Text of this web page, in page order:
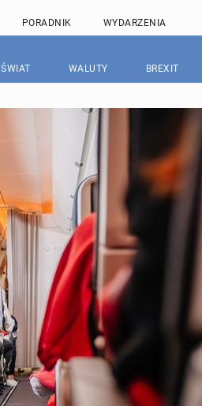
PORADNIK WYDARZENIA
ŚWIAT WALUTY BREXIT